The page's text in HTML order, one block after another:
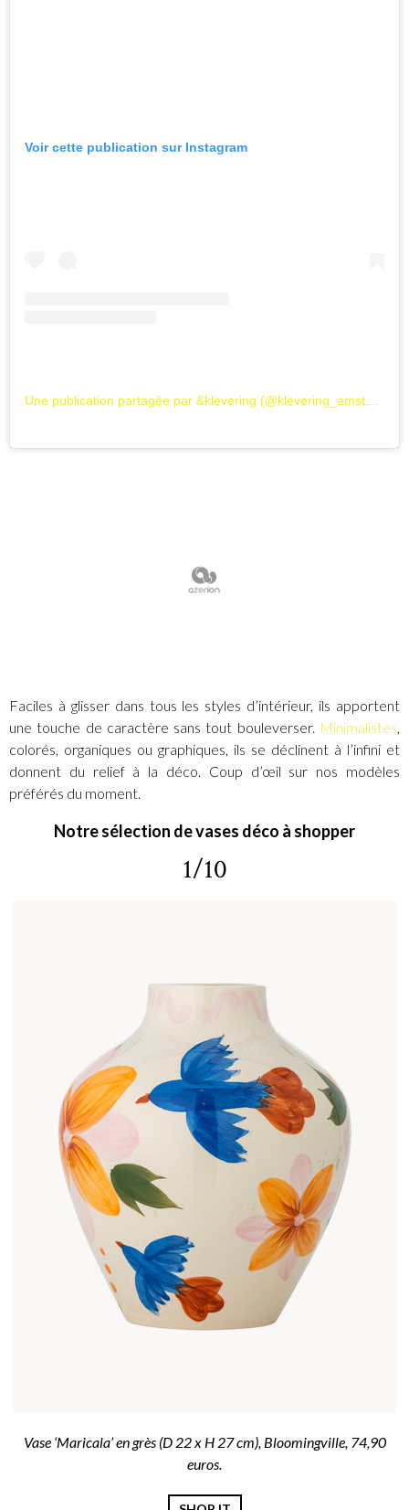
Voir cette publication sur Instagram
Faciles à glisser dans tous les styles d’intérieur, ils apportent
une touche de caractère sans tout bouleverser. Minimalistes,
colorés, organiques ou graphiques, ils se déclinent à l’infini et
donnent du relief à la déco. Coup d’œil sur nos modèles
préférés du moment.
Notre sélection de vases déco à shopper
1/10
Vase ‘Maricala’ en grès (D 22 x H 27 cm), Bloomingville, 74,90
euros.